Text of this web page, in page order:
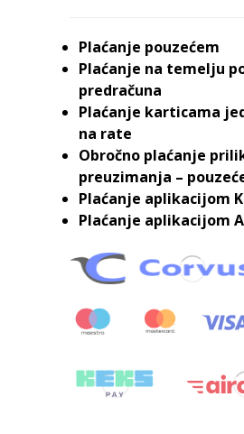
Plaćanje pouzećem
Plaćanje na temelju
predračuna
Plaćanje karticama
na rate
Obročno plaćanje
preuzimanja –
Plaćanje aplikacijom
Plaćanje aplikacijom